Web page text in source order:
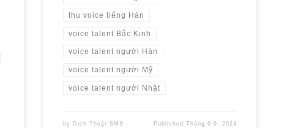
thu voice tiếng Hàn
voice talent Bắc Kinh
voice talent người Hàn
voice talent người Mỹ
voice talent người Nhật
by Dịch Thuật SMS Published Tháng 9 9, 2024